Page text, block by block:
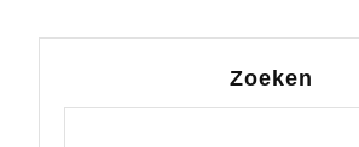
Zoeken